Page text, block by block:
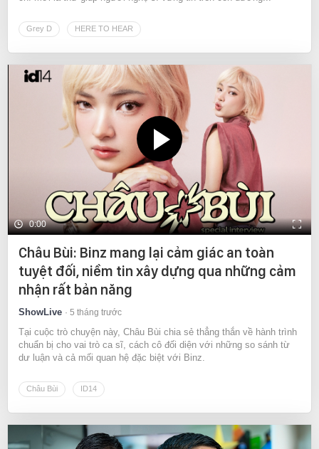
Grey D HERE TO HEAR
0:00
Châu Bùi: Binz mang lại cảm giác an toàn
tuyệt đối, niềm tin xây dựng qua những cảm
nhận rất bản năng
ShowLive 5 tháng trước
Tại cuộc trò chuyện này, Châu Bùi chia sẻ thẳng thắn về hành trình
chuẩn bị cho vai trò ca sĩ, cách cô đối diện với những so sánh từ
dư luận và cả mối quan hệ đặc biệt với Binz.
Châu Bùi ID14